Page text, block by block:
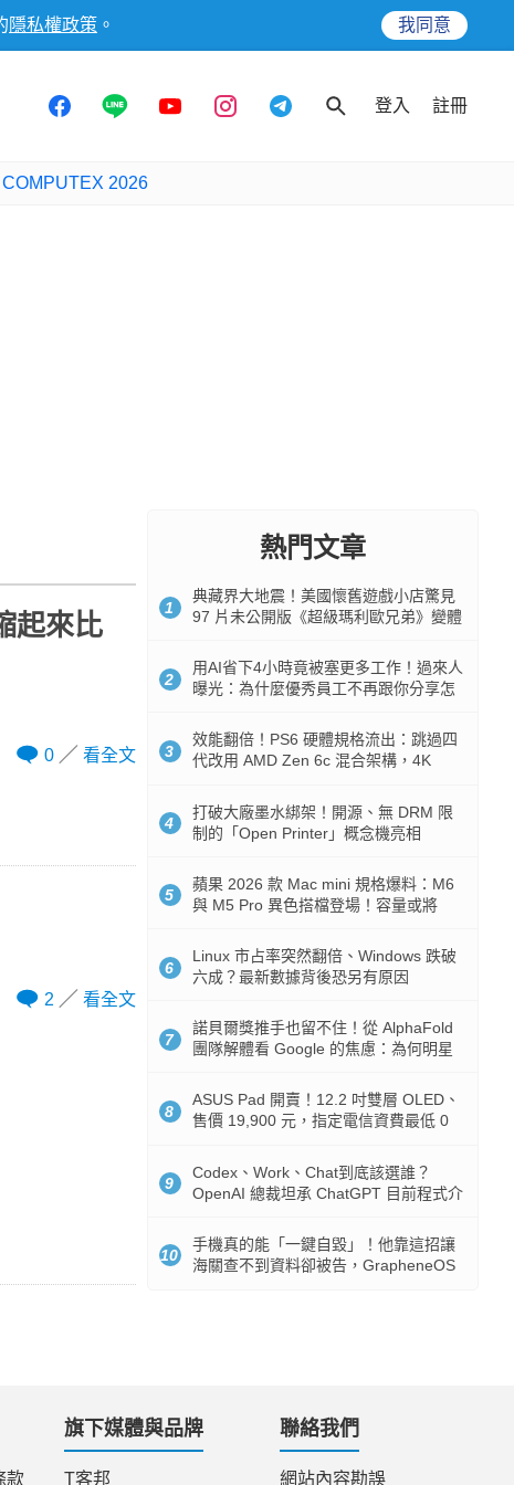
隱私權政策 。 我同意
登入 註冊
COMPUTEX 2026
起來比
0 看全文
2 看全文
熱門文章
1
典藏界大地震！美國懷舊遊戲小店驚見
97 片未公開版《超級瑪利歐兄弟》變體
2
用AI省下4小時竟被塞更多工作！過來人
曝光：為什麼優秀員工不再跟你分享怎
3
效能翻倍！PS6 硬體規格流出：跳過四
代改用 AMD Zen 6c 混合架構，4K
4
打破大廠墨水綁架！開源、無 DRM 限
制的「Open Printer」概念機亮相
5
蘋果 2026 款 Mac mini 規格爆料：M6
與 M5 Pro 異色搭檔登場！容量或將
6
Linux 市占率突然翻倍、Windows 跌破
六成？最新數據背後恐另有原因
7
諾貝爾獎推手也留不住！從 AlphaFold
團隊解體看 Google 的焦慮：為何明星
8
ASUS Pad 開賣！12.2 吋雙層 OLED、
售價 19,900 元，指定電信資費最低 0
9
Codex、Work、Chat到底該選誰？
OpenAI 總裁坦承 ChatGPT 目前程式介
10
手機真的能「一鍵自毀」！他靠這招讓
海關查不到資料卻被告，GrapheneOS
款
旗下媒體與品牌
T客邦
聯絡我們
網站內容勘誤